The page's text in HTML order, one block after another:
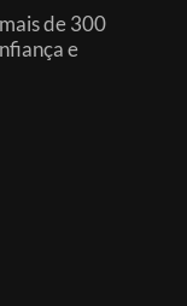
de 300
e